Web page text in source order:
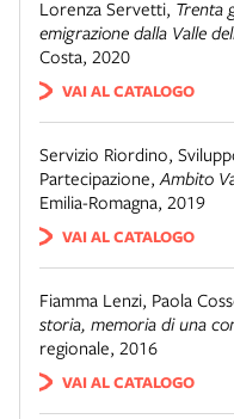
Lorenza Servetti, Trenta
emigrazione dalla Valle
Costa, 2020
VAI AL CATALOGO
Servizio Riordino,
Partecipazione,Ambito
Emilia-Romagna, 2019
VAI AL CATALOGO
Fiamma Lenzi, Paola
storia, memoria di una
regionale, 2016
VAI AL CATALOGO